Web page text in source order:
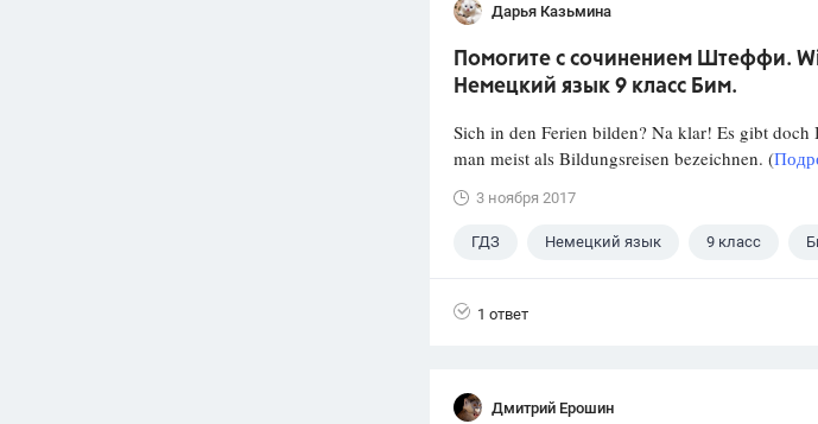
Дарья Казьмина
Помогите с сочинением Штеффи.
Немецкий язык 9 класс Бим.
Sich in den Ferien bilden? Na klar! Es gibt doch
man meist als Bildungsreisen bezeichnen. (
3 ноября 2017
ГДЗ Немецкий язык 9 класс
1 ответ
Дмитрий Ерошин